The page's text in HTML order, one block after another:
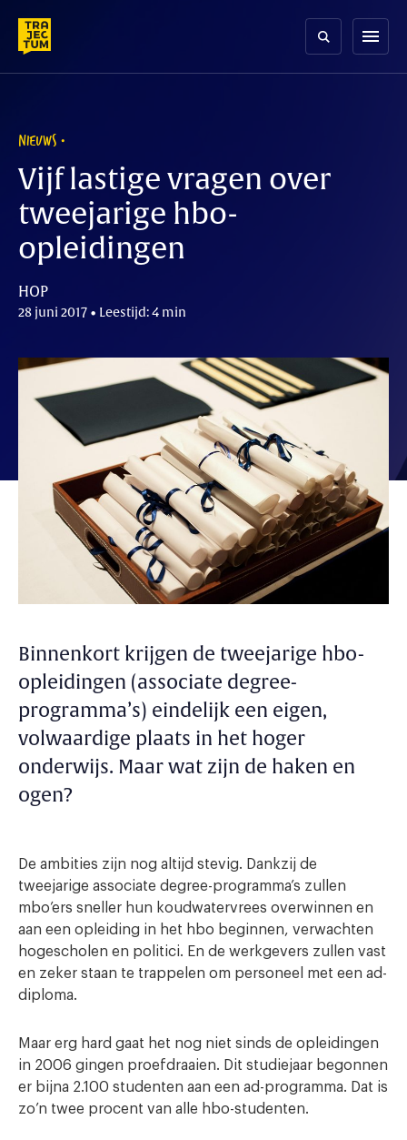
content
menu
NIEUWS
Vijf lastige vragen over
tweejarige hbo-
opleidingen
HOP
28 juni 2017 • Leestijd: 4 min
Binnenkort krijgen de tweejarige hbo-
opleidingen (associate degree-
programma’s) eindelijk een eigen,
volwaardige plaats in het hoger
onderwijs. Maar wat zijn de haken en
ogen?
De ambities zijn nog altijd stevig. Dankzij de
tweejarige associate degree-programma’s zullen
mbo’ers sneller hun koudwatervrees overwinnen en
aan een opleiding in het hbo beginnen, verwachten
hogescholen en politici. En de werkgevers zullen vast
en zeker staan te trappelen om personeel met een ad-
diploma.
Maar erg hard gaat het nog niet sinds de opleidingen
in 2006 gingen proefdraaien. Dit studiejaar begonnen
er bijna 2.100 studenten aan een ad-programma. Dat is
zo’n twee procent van alle hbo-studenten.